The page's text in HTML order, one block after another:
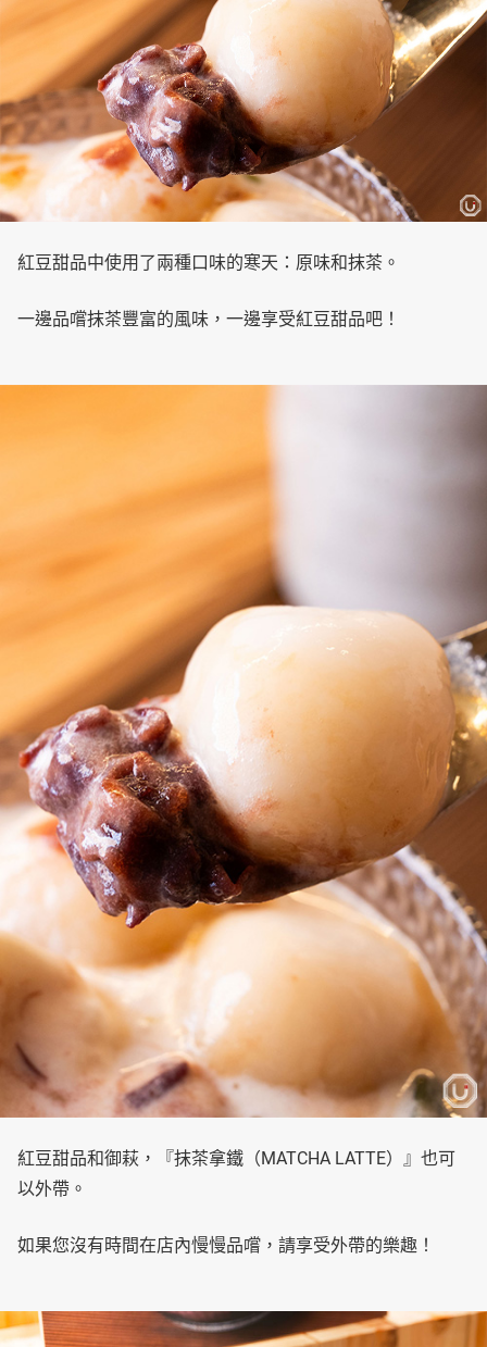
紅豆甜品中使用了兩種口味的寒天：原味和抹茶。
一邊品嚐抹茶豐富的風味，一邊享受紅豆甜品吧！
紅豆甜品和御萩，『抹茶拿鐵（MATCHA LATTE）』也可
以外帶。
如果您沒有時間在店內慢慢品嚐，請享受外帶的樂趣！